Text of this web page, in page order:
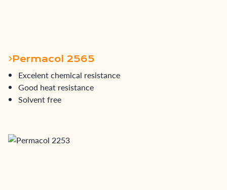
Permacol 2565
Excelent chemical resistance
Good heat resistance
Solvent free